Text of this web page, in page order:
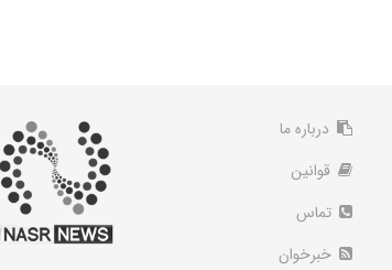
درباره ما
قوانین
تماس
خبرخوان